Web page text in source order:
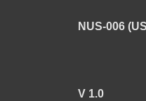
NUS-006
V 1.0